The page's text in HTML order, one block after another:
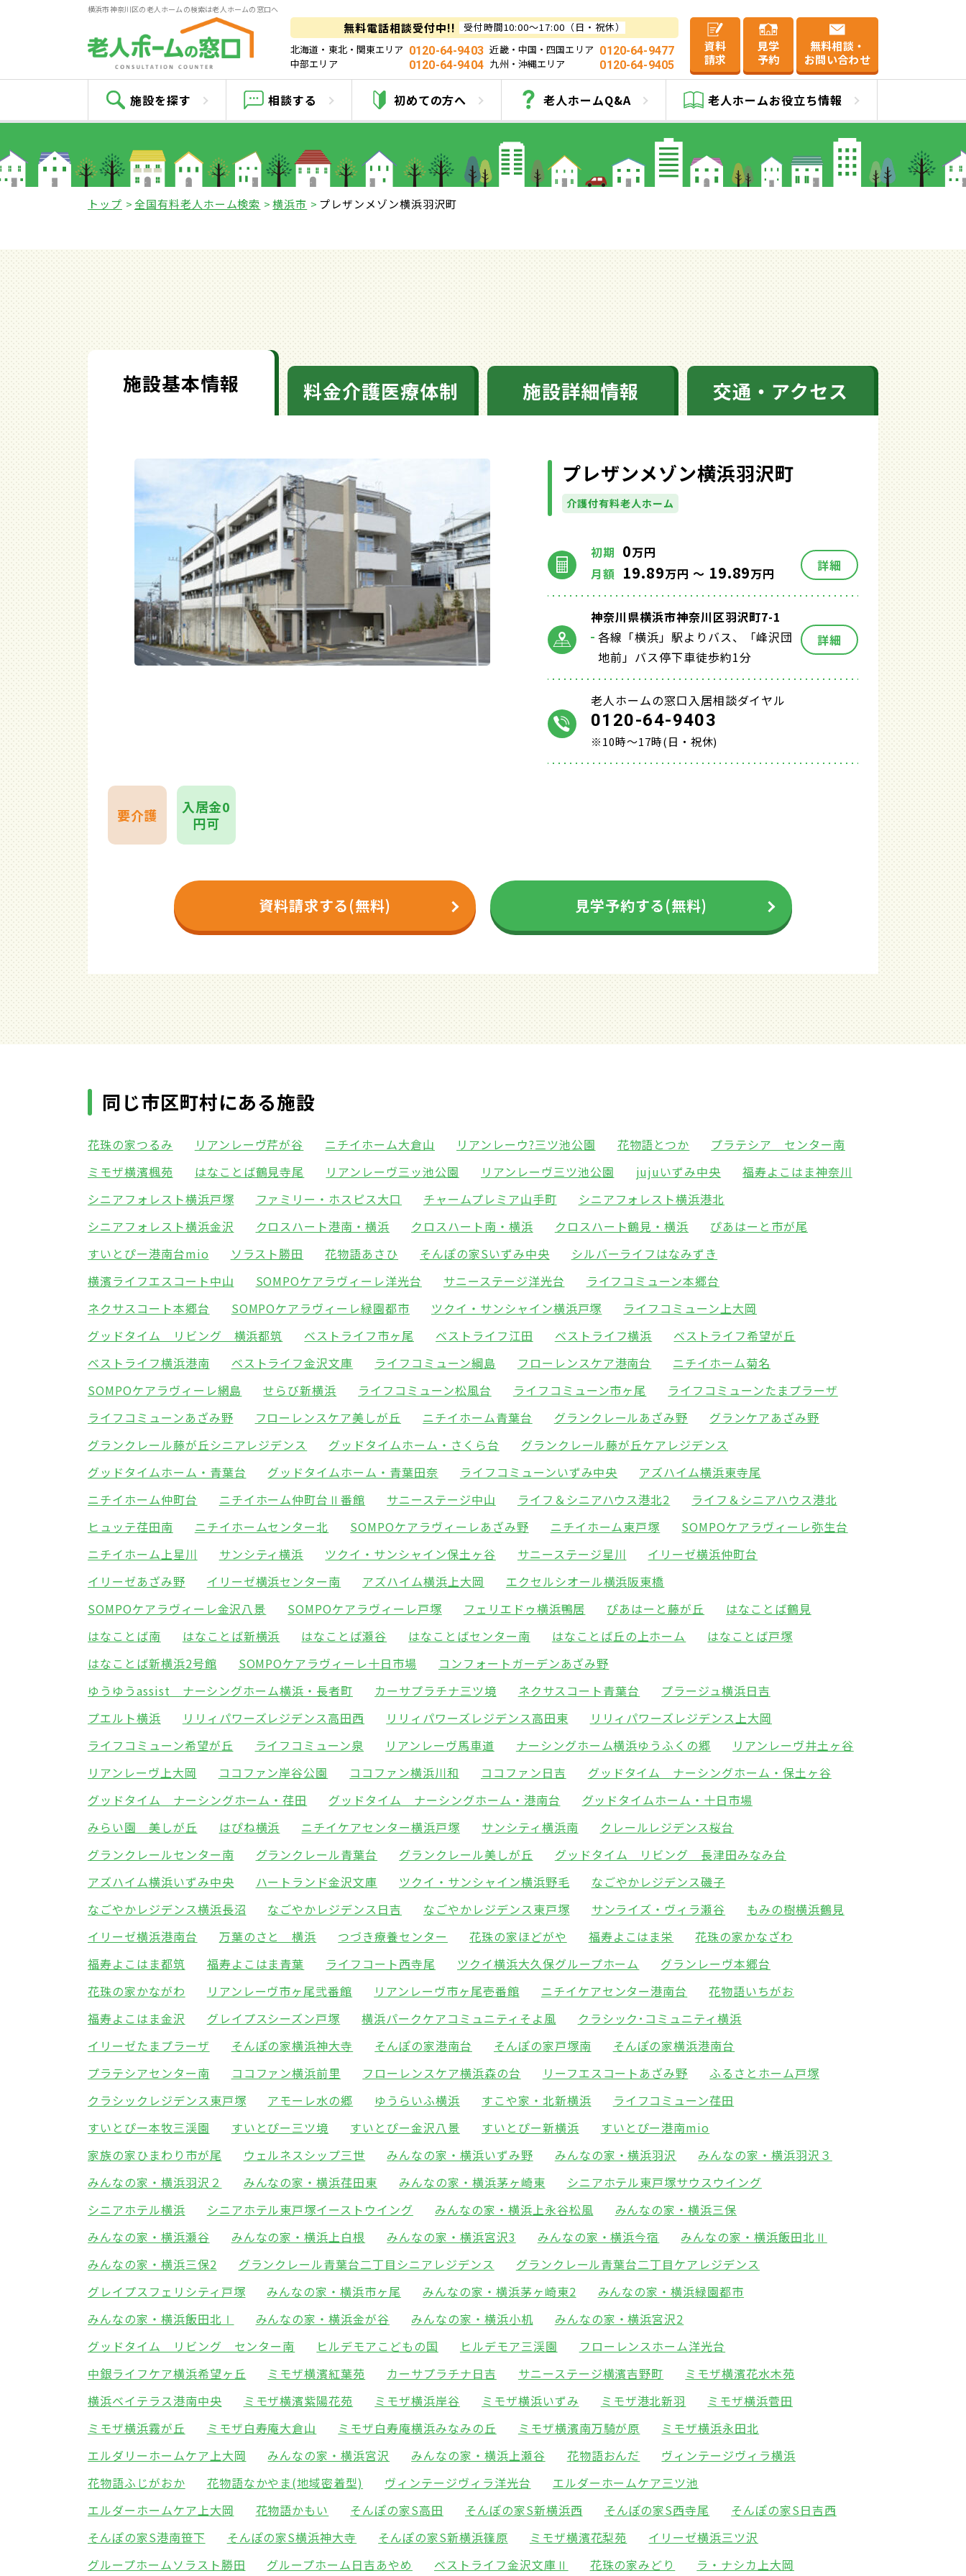
横浜市神奈川区の老人ホームの検索は老人ホームの窓口へ
無料電話相談受付中!!
受付時間10:00～17:00（日・祝休）
北海道・東北・関東エリア 0120-64-9403 近畿・中国・四国エリア 0120-64-9477
中部エリア
0120-64-9404 九州・沖縄エリア 0120-64-9405
資料
請求
見学
予約
無料相談・
お問い合わせ
施設を探す 相談する 初めての方へ 老人ホームQ&A 老人ホームお役立ち情報
プレザンメゾン横浜羽沢町
トップ 全国有料老人ホーム検索 横浜市 プレザンメゾン横浜羽沢町
施設基本情報 料金介護医療体制 施設詳細情報 交通・アクセス
プレザンメゾン横浜羽沢町
介護付有料老人ホーム
初期 0万円
月額 19.89万円 ～ 19.89万円 詳細
神奈川県横浜市神奈川区羽沢町7-1
各線「横浜」駅よりバス、「峰沢団
地前」バス停下車徒歩約1分
詳細
老人ホームの窓口入居相談ダイヤル
0120-64-9403
※10時～17時(日・祝休)
要介護
入居金0
円可
資料請求する(無料) 見学予約する(無料)
同じ市区町村にある施設
花珠の家つるみ リアンレーヴ芹が谷 ニチイホーム大倉山 リアンレーウ?三ツ池公園 花物語とつか
プラテシア センター南
ミモザ横濱楓苑
はなことば鶴見寺尾 リアンレーヴ三ッ池公園 リアンレーヴ三ツ池公園 jujuいずみ中央
福寿よこはま神奈川
シニアフォレスト横浜戸塚
ファミリー・ホスピス大口 チャームプレミア山手町
シニアフォレスト横浜港北
シニアフォレスト横浜金沢
クロスハート港南・横浜 クロスハート南・横浜 クロスハート鶴見・横浜
ぴあはーと市が尾
すいとぴー港南台mio
ソラスト勝田 花物語あさひ そんぽの家Sいずみ中央
シルバーライフはなみずき
横濱ライフエスコート中山
SOMPOケアラヴィーレ洋光台 サニーステージ洋光台
ライフコミューン本郷台
ネクサスコート本郷台
SOMPOケアラヴィーレ緑園都市 ツクイ・サンシャイン横浜戸塚
ライフコミューン上大岡
グッドタイム リビング 横浜都筑
ベストライフ市ヶ尾 ベストライフ江田 ベストライフ横浜
ベストライフ希望が丘
ベストライフ横浜港南
ベストライフ金沢文庫 ライフコミューン綱島 フローレンスケア港南台
ニチイホーム菊名
SOMPOケアラヴィーレ網島
せらび新横浜 ライフコミューン松風台 ライフコミューン市ヶ尾
ライフコミューンたまプラーザ
ライフコミューンあざみ野
フローレンスケア美しが丘 ニチイホーム青葉台 グランクレールあざみ野
グランケアあざみ野
グランクレール藤が丘シニアレジデンス
グッドタイムホーム・さくら台
グランクレール藤が丘ケアレジデンス
グッドタイムホーム・青葉台
グッドタイムホーム・青葉田奈 ライフコミューンいずみ中央
アズハイム横浜東寺尾
ニチイホーム仲町台
ニチイホーム仲町台Ⅱ番館 サニーステージ中山 ライフ＆シニアハウス港北2
ライフ＆シニアハウス港北
ヒュッテ荏田南
ニチイホームセンター北 SOMPOケアラヴィーレあざみ野 ニチイホーム東戸塚
SOMPOケアラヴィーレ弥生台
ニチイホーム上星川
サンシティ横浜 ツクイ・サンシャイン保土ヶ谷 サニーステージ星川
イリーゼ横浜仲町台
イリーゼあざみ野
イリーゼ横浜センター南 アズハイム横浜上大岡
エクセルシオール横浜阪東橋
SOMPOケアラヴィーレ金沢八景
SOMPOケアラヴィーレ戸塚 フェリエドゥ横浜鴨居 ぴあはーと藤が丘
はなことば鶴見
はなことば南
はなことば新横浜 はなことば瀬谷 はなことばセンター南 はなことば丘の上ホーム
はなことば戸塚
はなことば新横浜2号館
SOMPOケアラヴィーレ十日市場
コンフォートガーデンあざみ野
ゆうゆうassist ナーシングホーム横浜・長者町
カーサプラチナ三ツ境 ネクサスコート青葉台
プラージュ横浜日吉
プエルト横浜
リリィパワーズレジデンス高田西 リリィパワーズレジデンス高田東
リリィパワーズレジデンス上大岡
ライフコミューン希望が丘
ライフコミューン泉 リアンレーヴ馬車道 ナーシングホーム横浜ゆうふくの郷
リアンレーヴ井土ヶ谷
リアンレーヴ上大岡
ココファン岸谷公園 ココファン横浜川和 ココファン日吉
グッドタイム ナーシングホーム・保土ヶ谷
グッドタイム ナーシングホーム・荏田
グッドタイム ナーシングホーム・港南台
グッドタイムホーム・十日市場
みらい園 美しが丘
はぴね横浜 ニチイケアセンター横浜戸塚 サンシティ横浜南
クレールレジデンス桜台
グランクレールセンター南
グランクレール青葉台 グランクレール美しが丘
グッドタイム リビング 長津田みなみ台
アズハイム横浜いずみ中央
ハートランド金沢文庫 ツクイ・サンシャイン横浜野毛
なごやかレジデンス磯子
なごやかレジデンス横浜長沼
なごやかレジデンス日吉 なごやかレジデンス東戸塚 サンライズ・ヴィラ瀬谷
もみの樹横浜鶴見
イリーゼ横浜港南台
万葉のさと 横浜 つづき療養センター 花珠の家ほどがや 福寿よこはま栄
花珠の家かなざわ
福寿よこはま都筑
福寿よこはま青葉 ライフコート西寺尾 ツクイ横浜大久保グループホーム
グランレーヴ本郷台
花珠の家かながわ
リアンレーヴ市ヶ尾弐番館 リアンレーヴ市ヶ尾壱番館 ニチイケアセンター港南台
花物語いちがお
福寿よこはま金沢
グレイプスシーズン戸塚 横浜パークケアコミュニティそよ風
クラシック･コミュニティ横浜
イリーゼたまプラーザ
そんぽの家横浜神大寺 そんぽの家港南台 そんぽの家戸塚南
そんぽの家横浜港南台
プラテシアセンター南
ココファン横浜前里 フローレンスケア横浜森の台 リーフエスコートあざみ野
ふるさとホーム戸塚
クラシックレジデンス東戸塚
アモーレ水の郷 ゆうらいふ横浜 すこや家・北新横浜
ライフコミューン荏田
すいとぴー本牧三渓園
すいとぴー三ツ境 すいとぴー金沢八景 すいとぴー新横浜
すいとぴー港南mio
家族の家ひまわり市が尾
ウェルネスシップ三世 みんなの家・横浜いずみ野 みんなの家・横浜羽沢
みんなの家・横浜羽沢３
みんなの家・横浜羽沢２
みんなの家・横浜荏田東 みんなの家・横浜茅ヶ崎東
シニアホテル東戸塚サウスウイング
シニアホテル横浜
シニアホテル東戸塚イーストウイング みんなの家・横浜上永谷松風
みんなの家・横浜三保
みんなの家・横浜瀬谷
みんなの家・横浜上白根 みんなの家・横浜宮沢3 みんなの家・横浜今宿
みんなの家・横浜飯田北Ⅱ
みんなの家・横浜三保2
グランクレール青葉台二丁目シニアレジデンス
グランクレール青葉台二丁目ケアレジデンス
グレイプスフェリシティ戸塚
みんなの家・横浜市ヶ尾 みんなの家・横浜茅ヶ崎東2
みんなの家・横浜緑園都市
みんなの家・横浜飯田北Ⅰ
みんなの家・横浜金が谷 みんなの家・横浜小机
みんなの家・横浜宮沢2
グッドタイム リビング センター南
ヒルデモアこどもの国 ヒルデモア三渓園
フローレンスホーム洋光台
中銀ライフケア横浜希望ヶ丘
ミモザ横濱紅葉苑 カーサプラチナ日吉 サニーステージ横濱吉野町
ミモザ横濱花水木苑
横浜ベイテラス港南中央
ミモザ横濱紫陽花苑 ミモザ横浜岸谷 ミモザ横浜いずみ ミモザ港北新羽
ミモザ横浜菅田
ミモザ横浜霧が丘
ミモザ白寿庵大倉山 ミモザ白寿庵横浜みなみの丘 ミモザ横濱南万騎が原
ミモザ横浜永田北
エルダリーホームケア上大岡
みんなの家・横浜宮沢 みんなの家・横浜上瀬谷 花物語おんだ
ヴィンテージヴィラ横浜
花物語ふじがおか
花物語なかやま(地域密着型) ヴィンテージヴィラ洋光台
エルダーホームケア三ツ池
エルダーホームケア上大岡
花物語かもい そんぽの家S高田 そんぽの家S新横浜西 そんぽの家S西寺尾
そんぽの家S日吉西
そんぽの家S港南笹下
そんぽの家S横浜神大寺 そんぽの家S新横浜篠原 ミモザ横濱花梨苑
イリーゼ横浜三ツ沢
グループホームソラスト勝田
グループホーム日吉あやめ ベストライフ金沢文庫Ⅱ 花珠の家みどり ラ・ナシカ上大岡